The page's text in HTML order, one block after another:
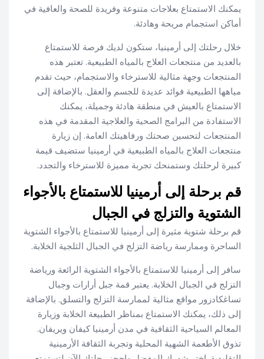
يمكنك الاستمتاع بعلاجات متنوعة وفريدة للصحة والعافية في
أماكن استجمام مريحة وهادئة.
خلال رحلتك إلى أرمينيا، ستكون لديك فرصة للاستمتاع
بالعديد من منتجعات العلاج بالمياه الطبيعية. تعتبر هذه
المنتجعات وجهة مثالية للاسترخاء والاستجمام، حيث تقدم
مياهها الطبيعية فوائد عديدة للجسم والعقل. بالإضافة إلى
الاستمتاع بالعيش في منطقة هادئة وجميلة، يمكنك
الاستفادة من البرامج الصحية والعلاجية المقدمة في هذه
المنتجعات لتحسين صحتك ورفاهيتك العامة. إن زيارة
منتجعات العلاج بالمياه الطبيعية في أرمينيا ستضيف قيمة
كبيرة لرحلتك وستمنحك تجربة مميزة للاسترخاء والتجدد.
قم برحلة إلى أرمينيا للاستمتاع بالأجواء
الشتوية والتزلج في الجبال
قم برحلة شتوية مثيرة إلى أرمينيا للاستمتاع بالأجواء الشتوية
الساحرة وممارسة رياضة التزلج في الجبال الثلجية الخلابة.
سافر إلى أرمينيا للاستمتاع بالأجواء الشتوية الرائعة ورياضة
التزلج في الجبال الخلابة. يعتبر قمة جبل أرارات وجبال
تساغكادزور مواقع مثالية لممارسة التزلج والتسلق. بالإضافة
إلى ذلك، يمكنك الاستمتاع بمناظر الطبيعة الخلابة وزيارة
المعالم السياحية الثقافية في مدن أرمينيا كيفان ويريفان.
تذوق الأطعمة الشهية المحلية وتجربة الثقافة الأرمينية